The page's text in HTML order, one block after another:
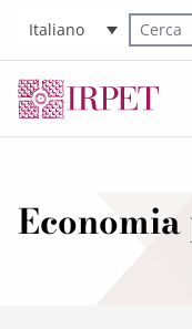
Italiano
Cerca